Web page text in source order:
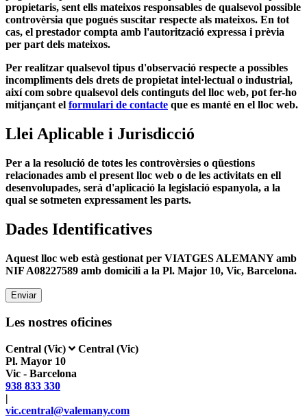
propietaris, sent ells mateixos responsables de qualsevol possible
controvèrsia que pogués suscitar respecte als mateixos. En tot
cas, el prestador compta amb l'autorització expressa i prèvia
per part dels mateixos.
Per realitzar qualsevol tipus d'observació respecte a possibles
incompliments dels drets de propietat intel·lectual o industrial,
així com sobre qualsevol dels continguts del lloc web, pot fer-ho
mitjançant el formulari de contacte que es manté en el lloc web.
Llei Aplicable i Jurisdicció
Per a la resolució de totes les controvèrsies o qüestions
relacionades amb el present lloc web o de les activitats en ell
desenvolupades, serà d'aplicació la legislació espanyola, a la
qual se sotmeten expressament les parts.
Dades Identificatives
Aquest lloc web està gestionat per VIATGES ALEMANY amb
NIF A08227589 amb domicili a la Pl. Major 10, Vic, Barcelona.
Enviar
Les nostres oficines
Central (Vic)
Central (Vic)
Pl. Mayor 10
Vic - Barcelona
938 833 330
|
vic.central@valemany.com